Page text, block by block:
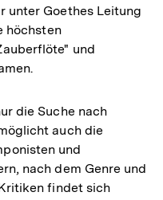
unter Goethes Leitung
höchsten
und
die Suche nach
auch die
und
nach dem Genre und
findet sich